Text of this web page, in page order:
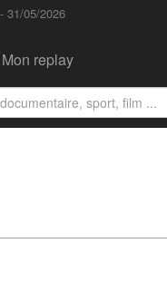
31/05/2026
Mon replay